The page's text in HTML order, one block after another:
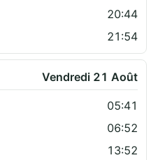
20:44
21:54
Vendredi 21 Août
05:41
06:52
13:52